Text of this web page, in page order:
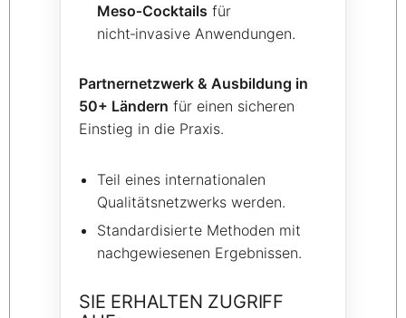
Meso‑Cocktails für
nicht‑invasive Anwendungen.
Partnernetzwerk & Ausbildung in
50+ Ländern für einen sicheren
Einstieg in die Praxis.
Teil eines internationalen
Qualitätsnetzwerks werden.
Standardisierte Methoden mit
nachgewiesenen Ergebnissen.
SIE ERHALTEN ZUGRIFF